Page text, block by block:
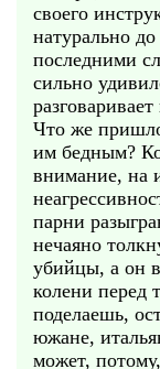
своего
натурально
последними
сильно
Что же
им бедным?
внимание, на
парни
нечаяно
убийцы, а он
колени перед
поделаешь,
южане,
может,